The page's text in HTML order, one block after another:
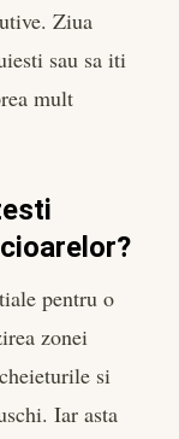
Ziua
sau sa iti
mult
pentru o
zonei
si
Iar asta